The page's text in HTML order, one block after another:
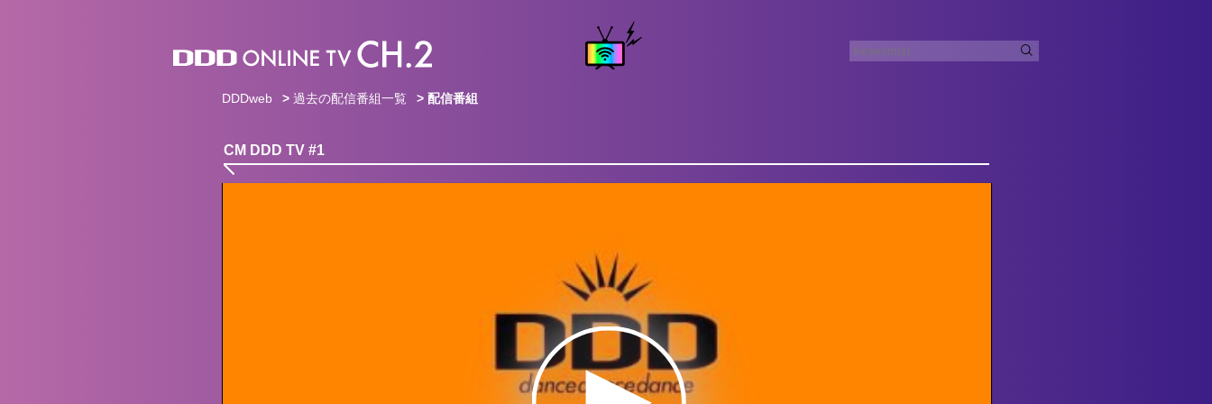
DDDweb > 過去の配信番組一覧 > 配信番組
CM DDD TV #1